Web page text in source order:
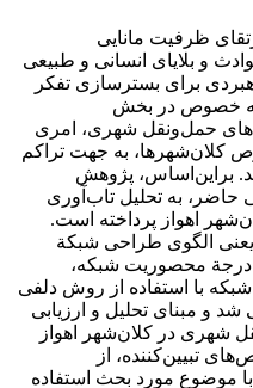
ظرفیت مانایی
و بلایای انسانی و طبیعی
برای بسترسازی تفکر
به خصوص در بخش
حمل‌ونقل شهری، امری
کلان‌شهرها، به جهت تراکم
براین‌اساس، پژوهش
حاضر، به تحلیل تاب‌آوری
اهواز پرداخته است.
یعنی الگوی طراحی شبکة
درجة محصوریت شبکه،
با استفاده از روش دلفی
و مبنای تحلیل و ارزیابی
شهری در کلان‌شهر اهواز
تبیین‌کننده، از
موضوع مورد بحث استفاده